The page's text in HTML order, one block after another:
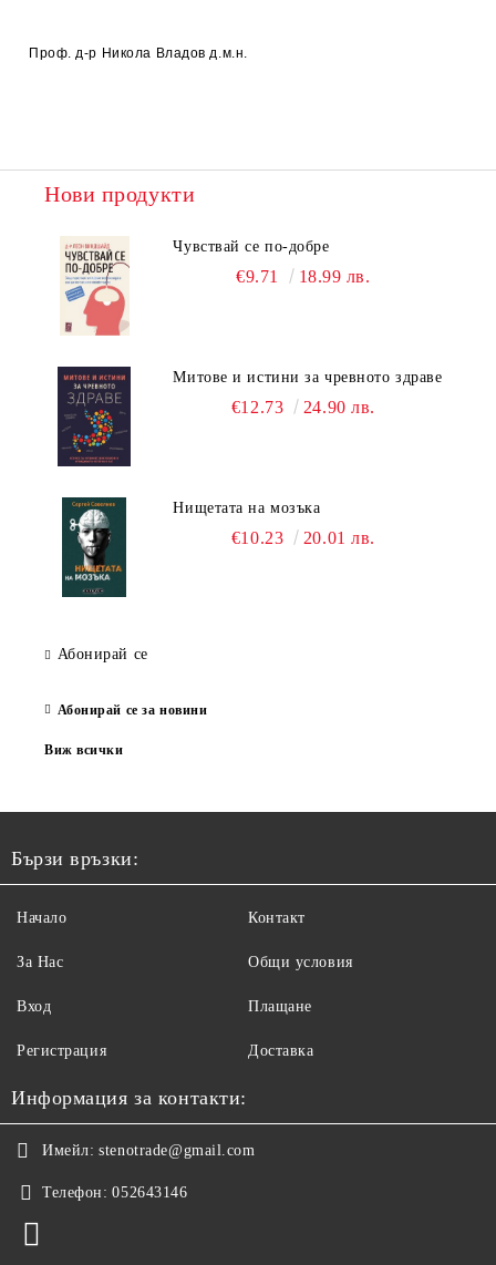
Проф. д-р Никола Владов д.м.н.
Нови продукти
Чувствай се по-добре
€9.71 18.99 лв.
Митове и истини за чревното здраве
€12.73 24.90 лв.
Нищетата на мозъка
€10.23 20.01 лв.
Абонирай се
Абонирай се за новини
Виж всички
Бързи връзки:
Начало
За Нас
Вход
Регистрация
Контакт
Общи условия
Плащане
Доставка
Информация за контакти:
Имейл: stenotrade@gmail.com
Телефон: 052643146